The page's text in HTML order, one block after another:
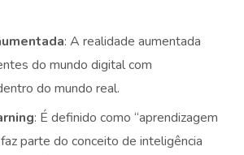
: A realidade aumentada
do mundo digital com
do mundo real.
: É definido como “aprendizagem
faz parte do conceito de inteligência